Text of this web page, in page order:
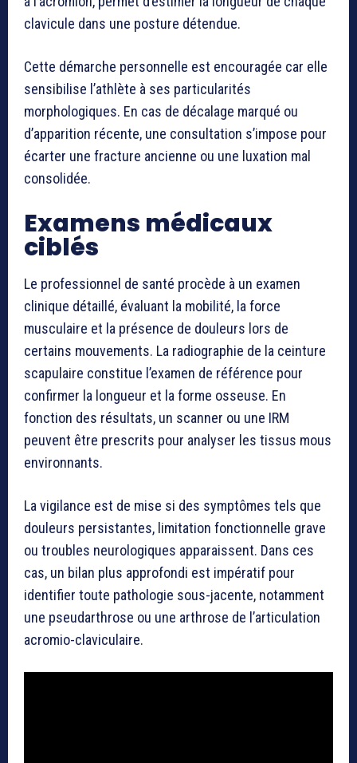
clavicule dans une posture détendue.
Cette démarche personnelle est encouragée car elle
sensibilise l’athlète à ses particularités
morphologiques. En cas de décalage marqué ou
d’apparition récente, une consultation s’impose pour
écarter une fracture ancienne ou une luxation mal
consolidée.
Examens médicaux
ciblés
Le professionnel de santé procède à un examen
clinique détaillé, évaluant la mobilité, la force
musculaire et la présence de douleurs lors de
certains mouvements. La radiographie de la ceinture
scapulaire constitue l’examen de référence pour
confirmer la longueur et la forme osseuse. En
fonction des résultats, un scanner ou une IRM
peuvent être prescrits pour analyser les tissus mous
environnants.
La vigilance est de mise si des symptômes tels que
douleurs persistantes, limitation fonctionnelle grave
ou troubles neurologiques apparaissent. Dans ces
cas, un bilan plus approfondi est impératif pour
identifier toute pathologie sous-jacente, notamment
une pseudarthrose ou une arthrose de l’articulation
acromio-claviculaire.